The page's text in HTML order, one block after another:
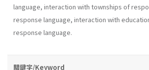
language, interaction with townships of
response language, interaction with
response language.
關鍵字/Keyword